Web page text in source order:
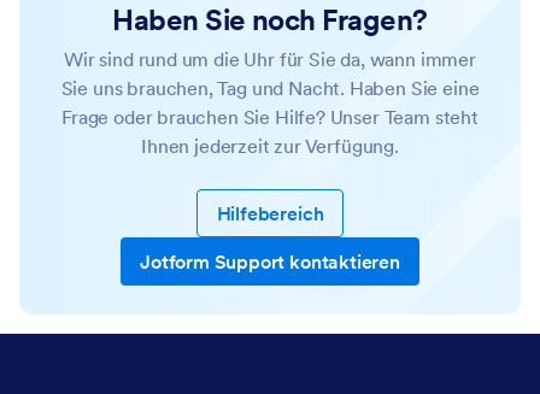
Haben Sie noch Fragen?
Wir sind rund um die Uhr für Sie da, wann immer
Sie uns brauchen, Tag und Nacht. Haben Sie eine
Frage oder brauchen Sie Hilfe? Unser Team steht
Ihnen jederzeit zur Verfügung.
Hilfebereich
Jotform Support kontaktieren